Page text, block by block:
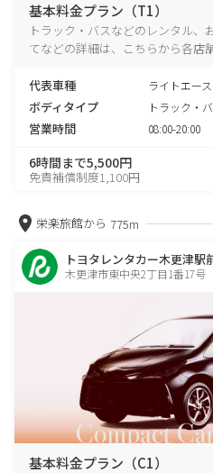
基本料金プラン（T1）
トラック・バスなどのレンタル
てなどの詳細は、こちらから各店
代表車種 ライトエー
ボディタイプ トラック・
営業時間 08:00-20:00
6時間まで5,500円
免責補償制度1,100円
栄楽旅館から 775m
トヨタレンタカー木更津駅
木更津市東中央2丁目1番17号
基本料金プラン（C1）